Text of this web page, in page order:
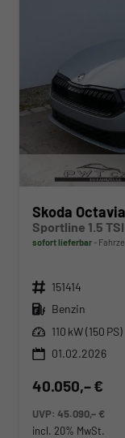
Skoda
sofort lieferbar
Fahrzeugnr. 151414
Kraftstoff Benzin
Leistung 110 kW (150 PS)
01.02.2026
40.050,– €
UVP:45.090,– €
incl. 20% MwSt.